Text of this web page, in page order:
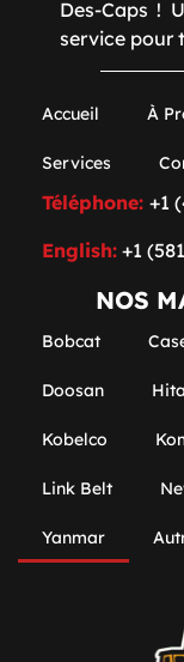
Des-Caps !
service pour
Accueil À
Services
Téléphone: +1
English: +1
NOS
Bobcat
Doosan
Kobelco
Link Belt
Yanmar